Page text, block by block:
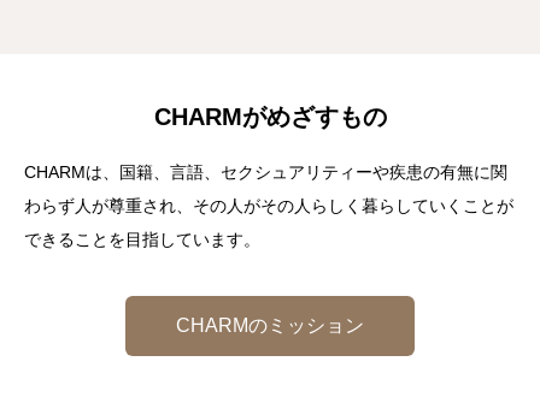
CHARMがめざすもの
CHARMは、国籍、言語、セクシュアリティーや疾患の有無に関
わらず人が尊重され、その人がその人らしく暮らしていくことが
できることを目指しています。
CHARMのミッション